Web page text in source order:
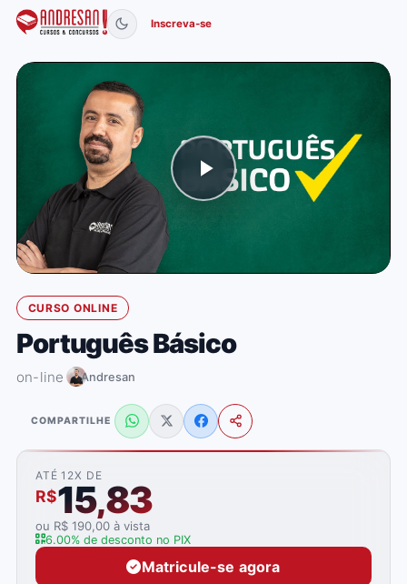
Inscreva-se
CURSO ONLINE
Português Básico
on-line Andresan
COMPARTILHE
ATÉ 12X DE
R$15,83
ou R$ 190,00 à vista
6.00% de desconto no PIX
Matricule-se agora